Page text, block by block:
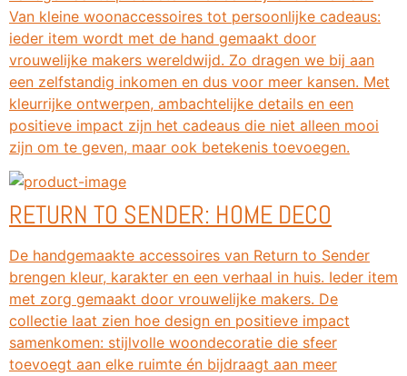
Van kleine woonaccessoires tot persoonlijke cadeaus:
ieder item wordt met de hand gemaakt door
vrouwelijke makers wereldwijd. Zo dragen we bij aan
een zelfstandig inkomen en dus voor meer kansen. Met
kleurrijke ontwerpen, ambachtelijke details en een
positieve impact zijn het cadeaus die niet alleen mooi
zijn om te geven, maar ook betekenis toevoegen.
RETURN TO SENDER: HOME DECO
De handgemaakte accessoires van Return to Sender
brengen kleur, karakter en een verhaal in huis. Ieder item
met zorg gemaakt door vrouwelijke makers. De
collectie laat zien hoe design en positieve impact
samenkomen: stijlvolle woondecoratie die sfeer
toevoegt aan elke ruimte én bijdraagt aan meer